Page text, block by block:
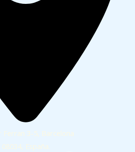
Ferran 3-5, Barcelona
08034, España.